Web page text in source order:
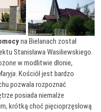
na Bielanach został
Stanisława Wasiliewskiego.
w modlitwie dłonie,
. Kościół jest bardzo
pozwala rozpoznać
posiada niemalże
krótką choć pięcioprzęsłową